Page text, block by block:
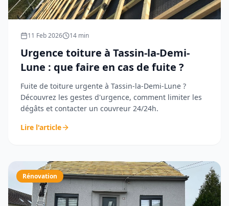
11 Feb 2026 14 min
Urgence toiture à Tassin-la-Demi-
Lune : que faire en cas de fuite ?
Fuite de toiture urgente à Tassin-la-Demi-Lune ?
Découvrez les gestes d'urgence, comment limiter les
dégâts et contacter un couvreur 24/24h.
Lire l'article
Rénovation